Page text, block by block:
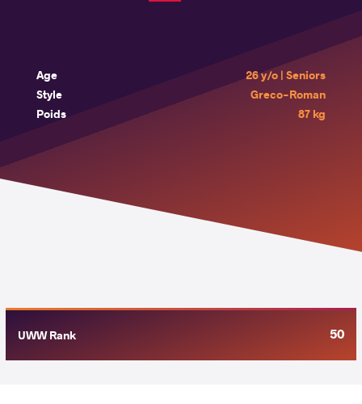
Age
26 y/o | Seniors
Style
Greco-Roman
Poids
87 kg
UWW Rank 50